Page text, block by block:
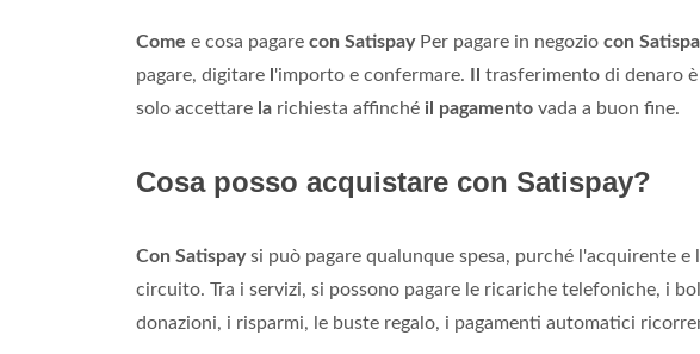
Come e cosa pagare con SatispayPer pagare in negozio con
pagare, digitare 'importo e confermare. trasferimento di denaro
solo accettare la richiesta affinché il pagamento vada a buon fine.
Cosa posso acquistare con Satispay?
Con Satispaysi può pagare qualunque spesa, purché l'acquirente
circuito. Tra i servizi, si possono pagare le ricariche telefoniche, i
donazioni, i risparmi, le buste regalo, i pagamenti automatici